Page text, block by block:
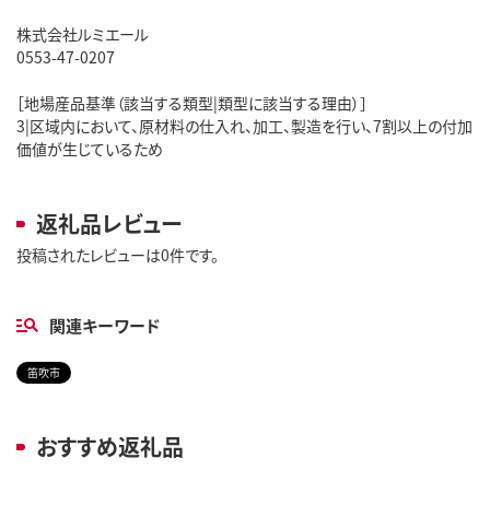
株式会社ルミエール
0553-47-0207
［地場産品基準（該当する類型|類型に該当する理由）］
3|区域内において、原材料の仕入れ、加工、製造を行い、7割以上の付加
価値が生じているため
返礼品レビュー
投稿されたレビューは0件です。
関連キーワード
笛吹市
おすすめ返礼品